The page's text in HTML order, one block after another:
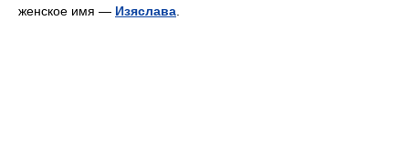
женское имя — Изяслава